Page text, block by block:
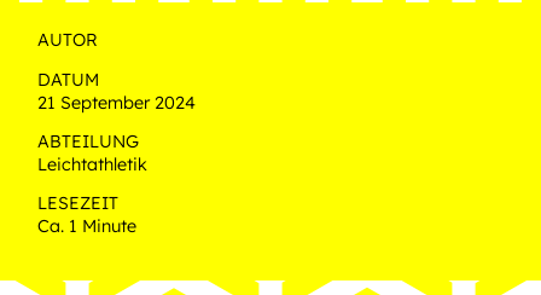
AUTOR
DATUM
21 September 2024
ABTEILUNG
Leichtathletik
LESEZEIT
Ca. 1 Minute